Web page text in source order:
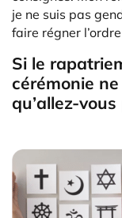
je ne suis pas
faire régner
Si le
cérémonie
qu’allez-